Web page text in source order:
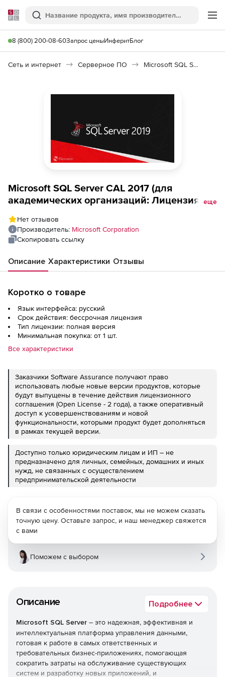
Softline
Поиск
8 (800) 200-08-60Запрос ценыИнферитБлог
Сеть и интернет Серверное ПО Microsoft SQL Server CAL
Microsoft SQL Server CAL 2017 (для
академических организаций: Лицензия
LicSAPk), Russian No Level Device
еще
Нет отзывов
Производитель: Microsoft Corporation
Скопировать ссылку
Описание Характеристики Отзывы
Коротко о товаре
Язык интерфейса: русский
Срок действия: бессрочная лицензия
Тип лицензии: полная версия
Минимальная покупка: от 1 шт.
Все характеристики
Заказчики Software Assurance получают право
использовать любые новые версии продуктов, которые
будут выпущены в течение действия лицензионного
соглашения (Open License - 2 года), а также оперативный
доступ к усовершенствованиям и новой
функциональности, которыми продукт будет дополняться
в рамках текущей версии.
Доступно только юридическим лицам и ИП – не
предназначено для личных, семейных, домашних и иных
нужд, не связанных с осуществлением
предпринимательской деятельности
Описание Подробнее
Microsoft SQL Server – это надежная, эффективная и
интеллектуальная платформа управления данными,
готовая к работе в самых ответственных и
требовательных бизнес-приложениях, помогающая
сократить затраты на обслуживание существующих
систем и разработку новых приложений, и
В связи с особенностями поставок, мы не можем сказать
точную цену. Оставьте запрос, и наш менеджер свяжется
с вами
Поможем с выбором